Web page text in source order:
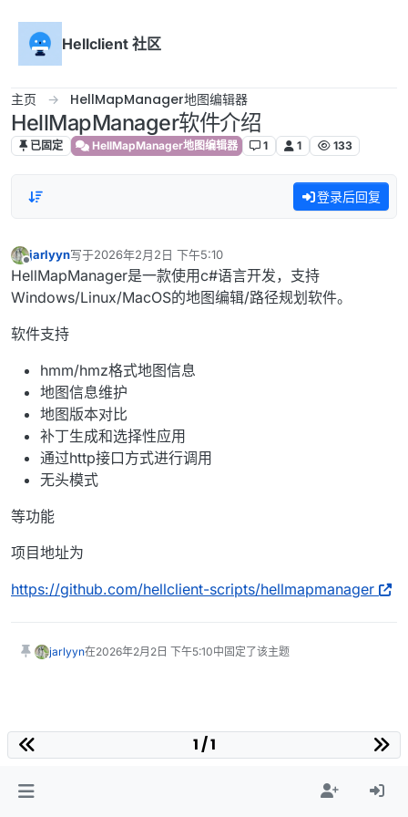
Hellclient 社区
主页 HellMapManager地图编辑器
HellMapManager软件介绍
已固定 HellMapManager地图编辑器 1 1 133
登录后回复
离线
jarlyyn写于2026年2月2日 下午5:10
最后由 编辑
HellMapManager是一款使用c#语言开发，支持
Windows/Linux/MacOS的地图编辑/路径规划软件。
软件支持
hmm/hmz格式地图信息
地图信息维护
地图版本对比
补丁生成和选择性应用
通过http接口方式进行调用
无头模式
等功能
项目地址为
https://github.com/hellclient-scripts/hellmapmanager
jarlyyn在2026年2月2日 下午5:10中固定了该主题
1 / 1